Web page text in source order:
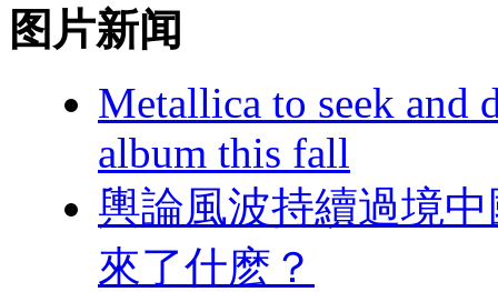
图片新闻
Metallica to seek and
album this fall
輿論風波持續過境
來了什麽？